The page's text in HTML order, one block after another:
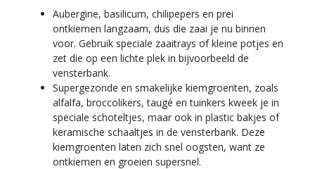
Aubergine, basilicum, chilipepers en prei
ontkiemen langzaam, dus die zaai je nu binnen
voor. Gebruik speciale zaaitrays of kleine potjes en
zet die op een lichte plek in bijvoorbeeld de
vensterbank.
Supergezonde en smakelijke kiemgroenten, zoals
alfalfa, broccolikers, taugé en tuinkers kweek je in
speciale schoteltjes, maar ook in plastic bakjes of
keramische schaaltjes in de vensterbank. Deze
kiemgroenten laten zich snel oogsten, want ze
ontkiemen en groeien supersnel.